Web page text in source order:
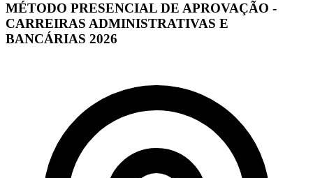
MÉTODO PRESENCIAL DE APROVAÇÃO -
CARREIRAS ADMINISTRATIVAS E
BANCÁRIAS 2026